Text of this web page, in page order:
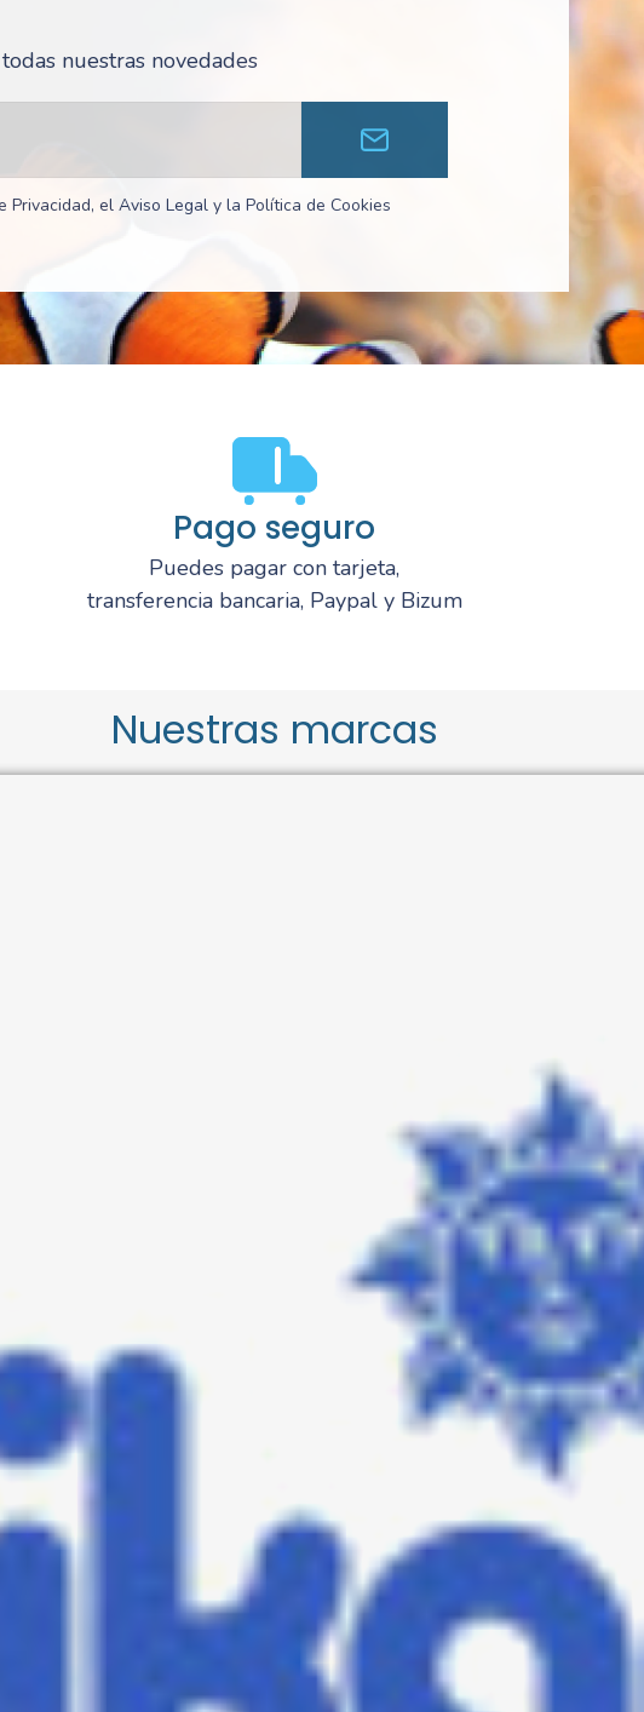
nuestras novedades
el Aviso Legal y la Política de Cookies
Pago seguro
Puedes pagar con tarjeta,
transferencia bancaria, Paypal y Bizum
Nuestras marcas